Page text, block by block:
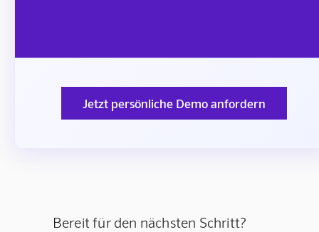
Jetzt persönliche Demo anfordern
Bereit für den nächsten Schritt?